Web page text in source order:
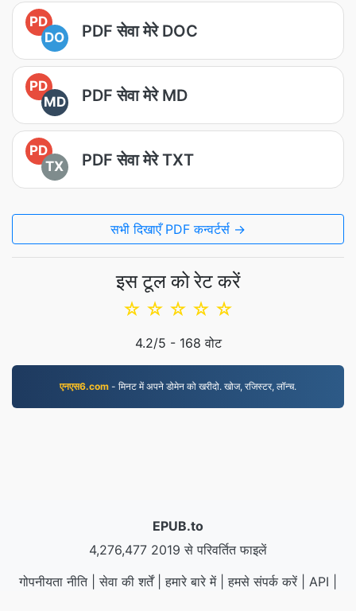
PD
DO
PDF सेवा मेरे DOC
PD
MD
PDF सेवा मेरे MD
PD
TX
PDF सेवा मेरे TXT
सभी दिखाएँ PDF कन्वर्टर्स →
इस टूल को रेट करें
☆
☆
☆
☆
☆
4.2/5 - 168 वोट
एनएस6.com - मिनट में अपने डोमेन को खरीदो. खोज, रजिस्टर, लॉन्च.
EPUB.to
4,276,477 2019 से परिवर्तित फाइलें
गोपनीयता नीति|सेवा की शर्तें|हमारे बारे में|हमसे संपर्क करें API